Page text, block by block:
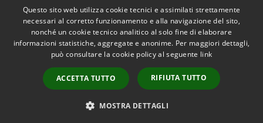
RSS
Accessibilità
Copyright © 2026 • Comune di
Municipium•
Accesso
redazione
Questo sito web utilizza cookie tecnici e assimilati strettamente
necessari al corretto funzionamento e alla navigazione del sito,
nonché un cookie tecnico analitico al solo fine di elaborare
informazioni statistiche, aggregate e anonime. Per maggiori dettagli,
può consultare la cookie policy al seguente link
ACCETTA TUTTO RIFIUTA TUTTO
MOSTRA DETTAGLI